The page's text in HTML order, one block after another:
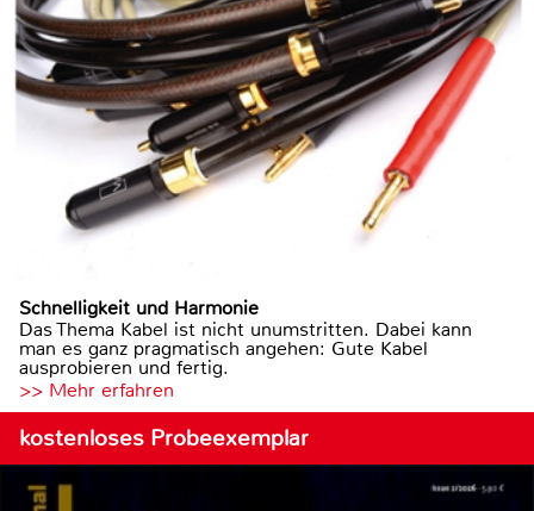
Schnelligkeit und Harmonie
Das Thema Kabel ist nicht unumstritten. Dabei kann
man es ganz pragmatisch angehen: Gute Kabel
ausprobieren und fertig.
>> Mehr erfahren
kostenloses Probeexemplar